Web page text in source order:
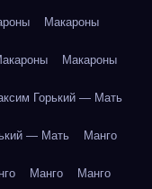
Макароны
Макароны
Горький — Мать
— Мать Манго
Манго Манго